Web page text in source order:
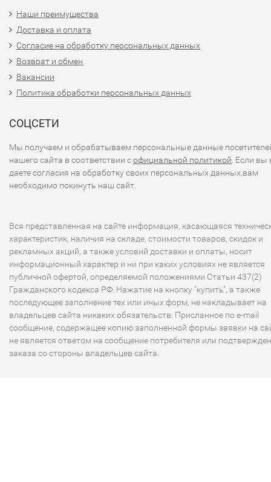
Наши преимущества
Доставка и оплата
Согласие на обработку персональных данных
Возврат и обмен
Вакансии
Политика обработки персональных данных
СОЦСЕТИ
Мы получаем и обрабатываем персональные данные
нашего сайта в соответствии софициальной политикой . Если вы
даете согласия на обработку своих персональных данных,вам
необходимо покинуть наш сайт.
Вся представленная на сайте информация, касающаяся
характеристик, наличия на складе, стоимости товаров, скидок и
рекламных акций, а также условий доставки и оплаты, носит
информационный характер и ни при каких условиях не является
публичной офертой, определяемой положениями Статьи 437(2)
Гражданского кодекса РФ. Нажатие на кнопку "купить", а также
последующее заполнение тех или иных форм, не накладывает на
владельцев сайта никаких обязательств. Присланное по e-mail
сообщение, содержащее копию заполненной формы заявки на
не является ответом на сообщение потребителя или
заказа со стороны владельцев сайта.